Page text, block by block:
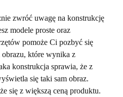
zwróć uwagę na konstrukcję
modele proste oraz
pomoże Ci pozbyć się
obrazu, które wynika z
konstrukcja sprawia, że z
się taki sam obraz.
się z większą ceną produktu.